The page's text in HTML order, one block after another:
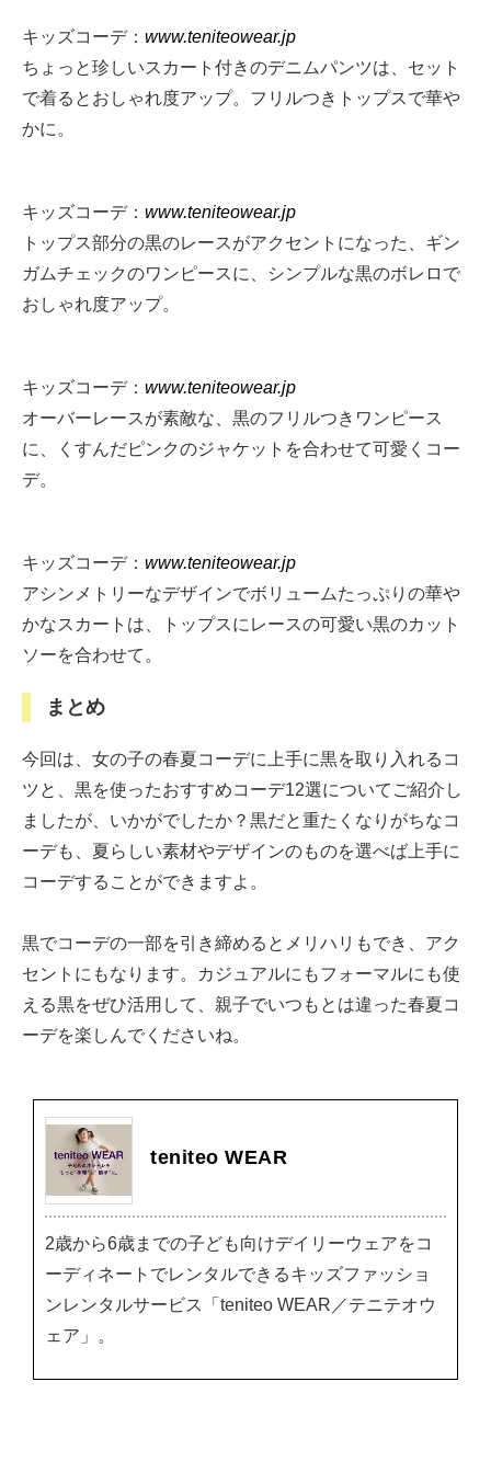
キッズコーデ： www.teniteowear.jp
ちょっと珍しいスカート付きのデニムパンツは、セット
で着るとおしゃれ度アップ。フリルつきトップスで華や
かに。
キッズコーデ： www.teniteowear.jp
トップス部分の黒のレースがアクセントになった、ギン
ガムチェックのワンピースに、シンプルな黒のボレロで
おしゃれ度アップ。
キッズコーデ： www.teniteowear.jp
オーバーレースが素敵な、黒のフリルつきワンピース
に、くすんだピンクのジャケットを合わせて可愛くコー
デ。
キッズコーデ： www.teniteowear.jp
アシンメトリーなデザインでボリュームたっぷりの華や
かなスカートは、トップスにレースの可愛い黒のカット
ソーを合わせて。
まとめ
今回は、女の子の春夏コーデに上手に黒を取り入れるコ
ツと、黒を使ったおすすめコーデ12選についてご紹介し
ましたが、いかがでしたか？黒だと重たくなりがちなコ
ーデも、夏らしい素材やデザインのものを選べば上手に
コーデすることができますよ。
黒でコーデの一部を引き締めるとメリハリもでき、アク
セントにもなります。カジュアルにもフォーマルにも使
える黒をぜひ活用して、親子でいつもとは違った春夏コ
ーデを楽しんでくださいね。
teniteo WEAR
2歳から6歳までの子ども向けデイリーウェアをコ
ーディネートでレンタルできるキッズファッショ
ンレンタルサービス「teniteo WEAR／テニテオウ
ェア」。